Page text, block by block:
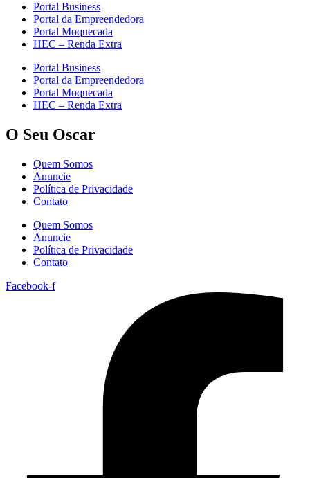
Portal Business
Portal da Empreendedora
Portal Moquecada
HEC – Renda Extra
Portal Business
Portal da Empreendedora
Portal Moquecada
HEC – Renda Extra
O Seu Oscar
Quem Somos
Anuncie
Política de Privacidade
Contato
Quem Somos
Anuncie
Política de Privacidade
Contato
Facebook-f